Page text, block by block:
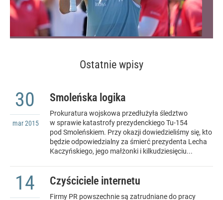
Ostatnie wpisy
Smoleńska logika
30
mar2015
Prokuratura wojskowa przedłużyła śledztwo
w sprawie katastrofy prezydenckiego Tu-154
pod Smoleńskiem. Przy okazji dowiedzieliśmy się, kto
będzie odpowiedzialny za śmierć prezydenta Lecha
Kaczyńskiego, jego małżonki i kilkudziesięciu...
Czyściciele internetu
14
Firmy PR powszechnie są zatrudniane do pracy